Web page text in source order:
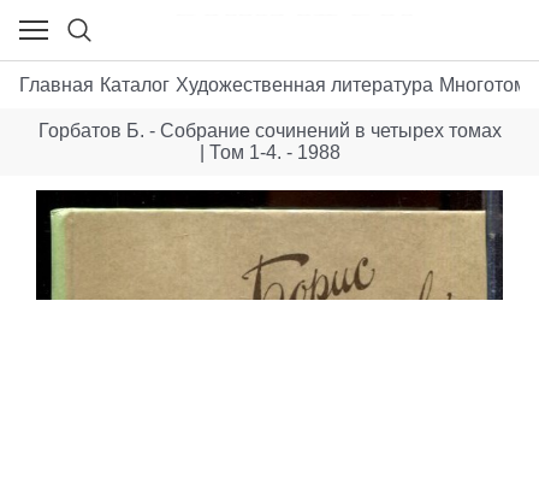
Главная Каталог Художественная литература
Горбатов Б. - Собрание сочинений в четырех томах
| Том 1-4. - 1988